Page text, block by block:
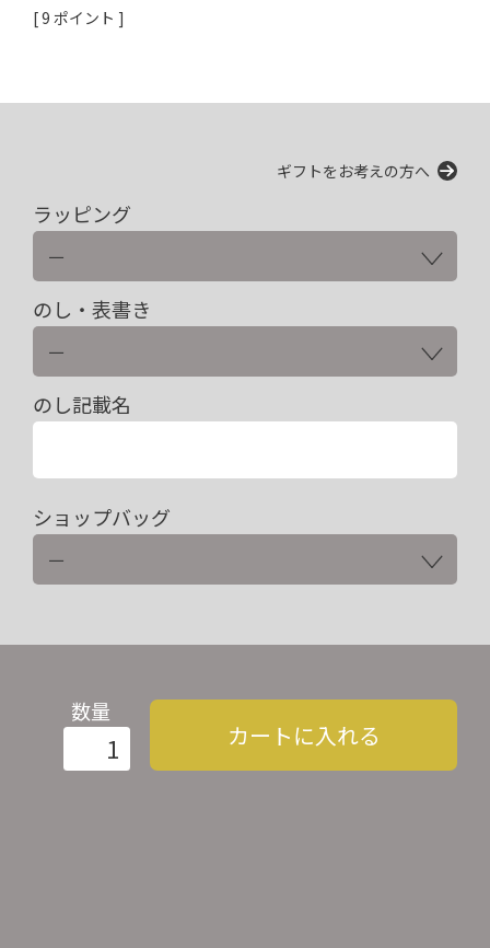
[9 ポイント ]
ギフトをお考えの方へ
ラッピング
のし・表書き
のし記載名
ショップバッグ
数量
カートに入れる